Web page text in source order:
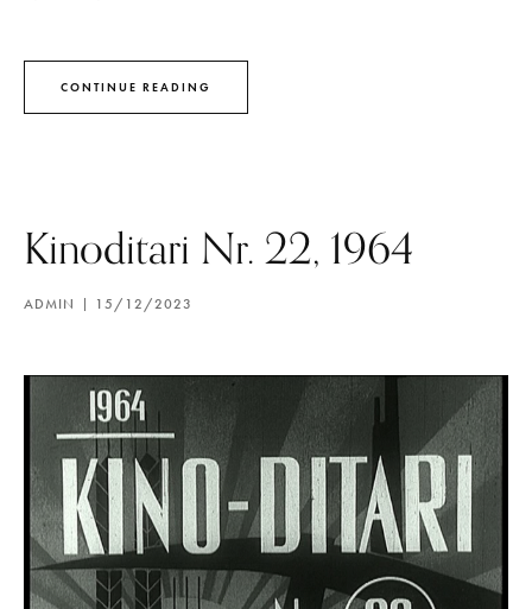
CONTINUE READING
Kinoditari Nr. 22, 1964
ADMIN 15/12/2023